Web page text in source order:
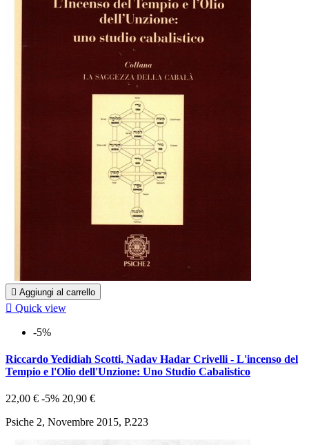
 Aggiungi al carrello
 Quick view
-5%
Riccardo Yedidiah Scotti, Nadav Hadar Crivelli - L'incenso del
Tempio e l'Olio dell'Unzione: Uno Studio Cabalistico
22,00 € -5% 20,90 €
Psiche 2, Novembre 2015, P.223